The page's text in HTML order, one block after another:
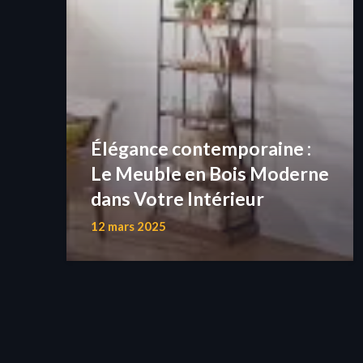
Élégance contemporaine :
Le Meuble en Bois Moderne
dans Votre Intérieur
12 mars 2025